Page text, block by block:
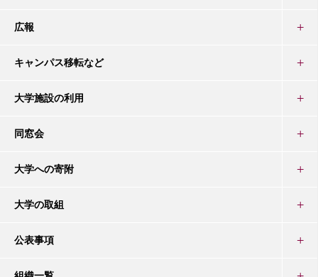
広報
キャンパス移転など
大学施設の利用
同窓会
大学への寄附
大学の取組
公表事項